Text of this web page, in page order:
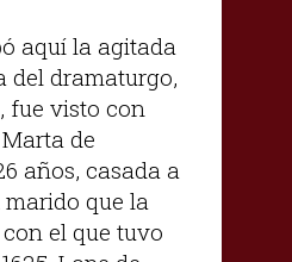
aquí la agitada
del dramaturgo,
fue visto con
de
años, casada a
que la
el que tuvo